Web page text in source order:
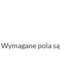
Wymagane pola są